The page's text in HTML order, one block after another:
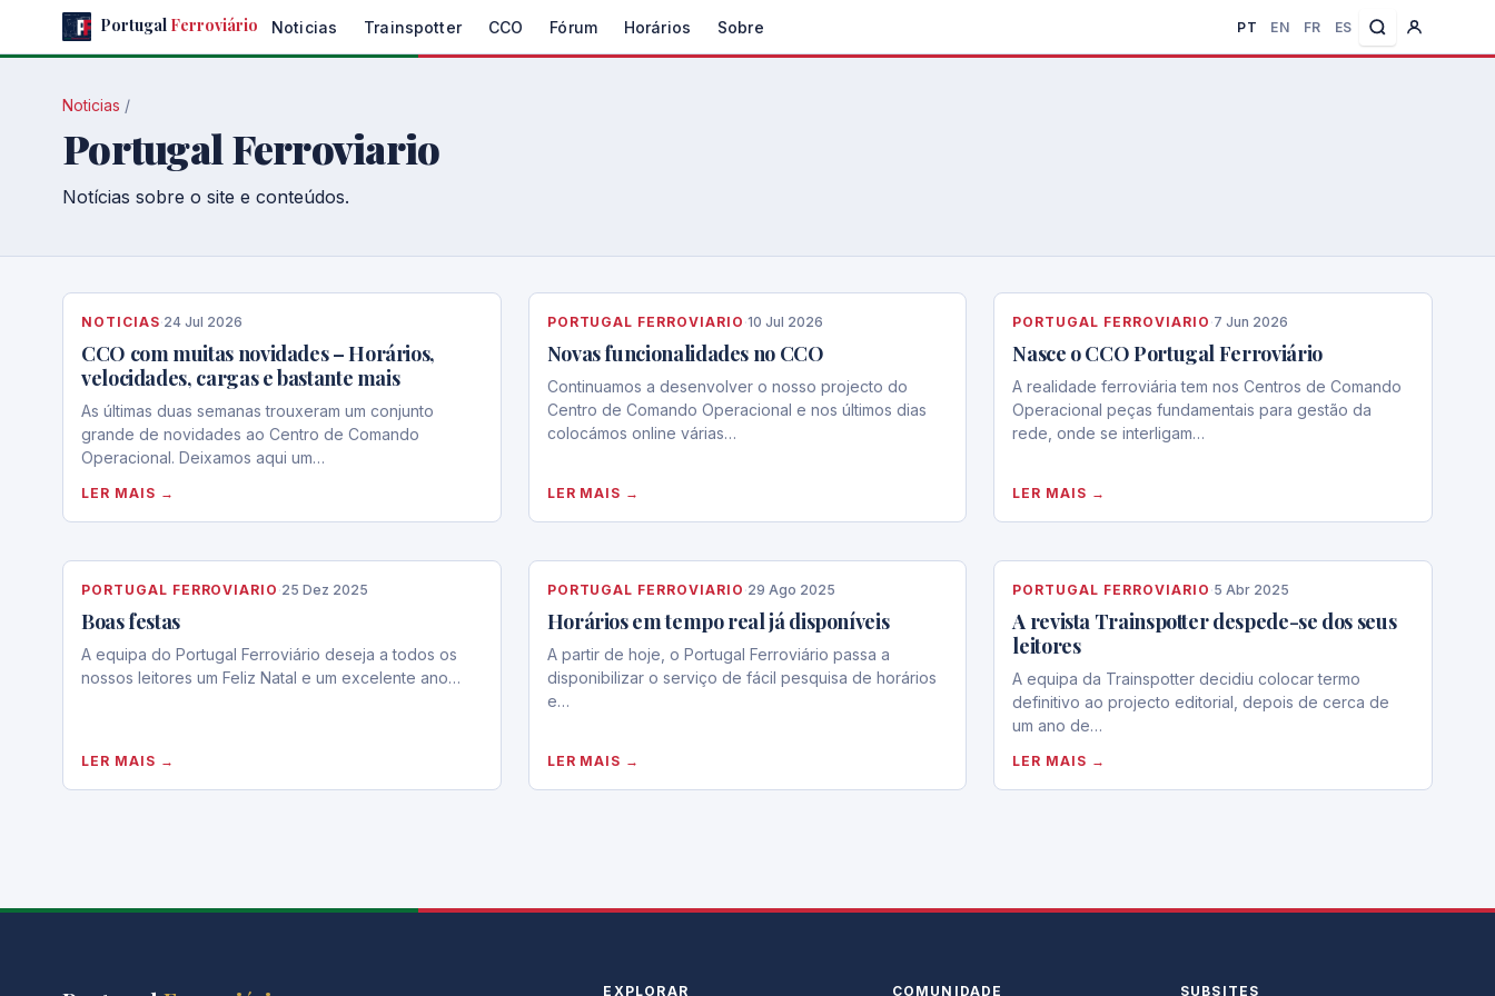
content
Portugal Ferroviário Noticias Trainspotter CCO Fórum Horários Sobre PT EN FR ES
Noticias /
Portugal Ferroviario
Notícias sobre o site e conteúdos.
NOTICIAS·24 Jul 2026
CCO com muitas novidades – Horários,
velocidades, cargas e bastante mais
As últimas duas semanas trouxeram um conjunto
grande de novidades ao Centro de Comando
Operacional. Deixamos aqui um…
LER MAIS →
PORTUGAL FERROVIARIO ·10 Jul 2026
Novas funcionalidades no CCO
Continuamos a desenvolver o nosso projecto do
Centro de Comando Operacional e nos últimos dias
colocámos online várias…
LER MAIS →
PORTUGAL FERROVIARIO ·7 Jun 2026
Nasce o CCO Portugal Ferroviário
A realidade ferroviária tem nos Centros de Comando
Operacional peças fundamentais para gestão da
rede, onde se interligam…
LER MAIS →
PORTUGAL FERROVIARIO ·25 Dez 2025
Boas festas
A equipa do Portugal Ferroviário deseja a todos os
nossos leitores um Feliz Natal e um excelente ano…
LER MAIS →
PORTUGAL FERROVIARIO ·29 Ago 2025
Horários em tempo real já disponíveis
A partir de hoje, o Portugal Ferroviário passa a
disponibilizar o serviço de fácil pesquisa de horários
e…
LER MAIS →
PORTUGAL FERROVIARIO ·5 Abr 2025
A revista Trainspotter despede-se dos seus
leitores
A equipa da Trainspotter decidiu colocar termo
definitivo ao projecto editorial, depois de cerca de
um ano de…
LER MAIS →
EXPLORAR COMUNIDADE SUBSITES